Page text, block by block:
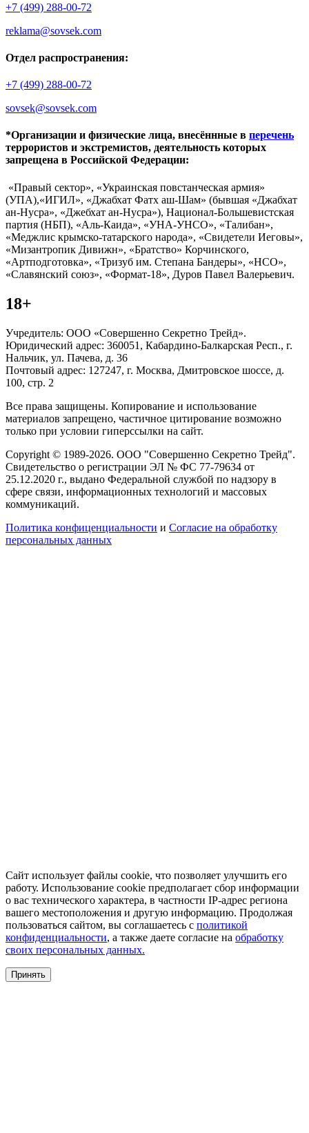
+7 (499) 288-00-72
reklama@sovsek.com
Отдел распространения:
+7 (499) 288-00-72
sovsek@sovsek.com
*Организации и физические лица, внесённные в перечень
террористов и экстремистов, деятельность которых
запрещена в Российской Федерации:
«Правый сектор», «Украинская повстанческая армия»
(УПА),«ИГИЛ», «Джабхат Фатх аш-Шам» (бывшая «Джабхат
ан-Нусра», «Джебхат ан-Нусра»), Национал-Большевистская
партия (НБП), «Аль-Каида», «УНА-УНСО», «Талибан»,
«Меджлис крымско-татарского народа», «Свидетели Иеговы»,
«Мизантропик Дивижн», «Братство» Корчинского,
«Артподготовка», «Тризуб им. Степана Бандеры», «НСО»,
«Славянский союз», «Формат-18», Дуров Павел Валерьевич.
18+
Учредитель: ООО «Совершенно Секретно Трейд».
Юридический адрес: 360051, Кабардино-Балкарская Респ., г.
Нальчик, ул. Пачева, д. 36
Почтовый адрес: 127247, г. Москва, Дмитровское шоссе, д.
100, стр. 2
Все права защищены. Копирование и использование
материалов запрещено, частичное цитирование возможно
только при условии гиперссылки на сайт.
Copyright © 1989-2026. ООО "Совершенно Секретно Трейд".
Свидетельство о регистрации ЭЛ № ФС 77-79634 от
25.12.2020 г., выдано Федеральной службой по надзору в
сфере связи, информационных технологий и массовых
коммуникаций.
Политика конфиценциальности и Согласие на обработку
персональных данных
Сайт использует файлы cookie, что позволяет улучшить его
работу. Использование cookie предполагает сбор информации
о вас технического характера, в частности IP-адрес региона
вашего местоположения и другую информацию. Продолжая
пользоваться сайтом, вы соглашаетесь с политикой
конфиденциальности, а также даете согласие на обработку
своих персональных данных.
Принять